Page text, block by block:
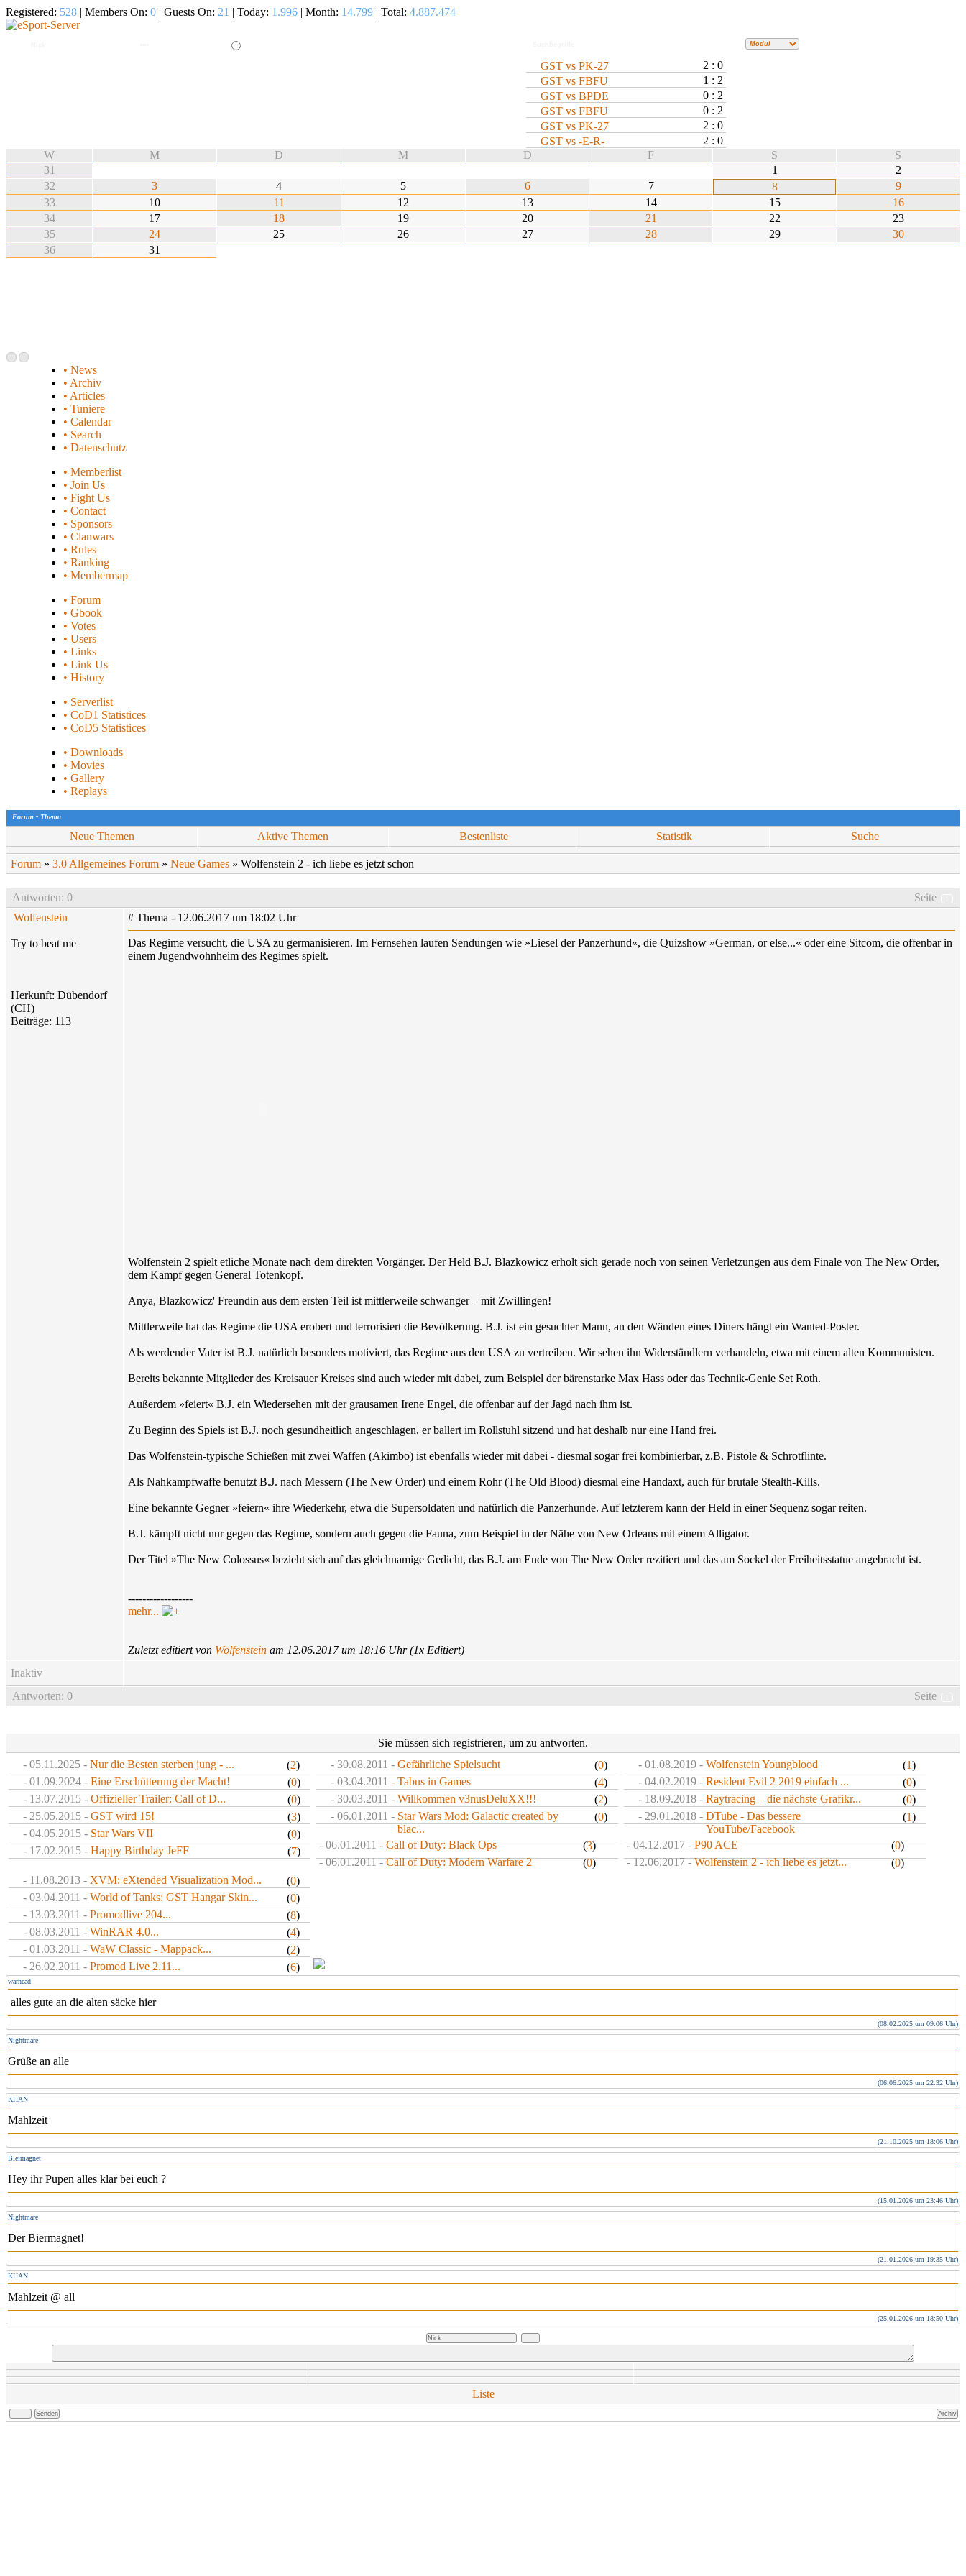
Registered: 528 | Members On: 0 | Guests On: 21 | Today: 1.996 | Month: 14.799 | Total: 4.887.474
GST vs PK-27
2 : 0
GST vs FBFU
1 : 2
GST vs BPDE
0 : 2
GST vs FBFU
0 : 2
GST vs PK-27
2 : 0
GST vs -E-R-
2 : 0
W
M D M D F S
S
31
1
2
32
3 4 5 6 7 8
9
33
10 11 12 13 14 15
16
34
17 18 19 20 21 22
23
35
24 25 26 27 28 29
30
36
31
• News
• Archiv
• Articles
• Tuniere
• Calendar
• Search
• Datenschutz
• Memberlist
• Join Us
• Fight Us
• Contact
• Sponsors
• Clanwars
• Rules
• Ranking
• Membermap
• Forum
• Gbook
• Votes
• Users
• Links
• Link Us
• History
• Serverlist
• CoD1 Statistices
• CoD5 Statistices
• Downloads
• Movies
• Gallery
• Replays
Forum - Thema
Neue Themen Aktive Themen Bestenliste Statistik Suche
Forum » 3.0 Allgemeines Forum » Neue Games » Wolfenstein 2 - ich liebe es jetzt schon
Antworten: 0 Seite
Wolfenstein
Try to beat me
Herkunft: Dübendorf
(CH)
Beiträge: 113
# Thema - 12.06.2017 um 18:02 Uhr
Das Regime versucht, die USA zu germanisieren. Im Fernsehen laufen Sendungen wie »Liesel der Panzerhund«, die Quizshow »German, or else...« oder eine Sitcom, die offenbar in
einem Jugendwohnheim des Regimes spielt.
Wolfenstein 2 spielt etliche Monate nach dem direkten Vorgänger. Der Held B.J. Blazkowicz erholt sich gerade noch von seinen Verletzungen aus dem Finale von The New Order,
dem Kampf gegen General Totenkopf.
Anya, Blazkowicz' Freundin aus dem ersten Teil ist mittlerweile schwanger – mit Zwillingen!
Mittlerweile hat das Regime die USA erobert und terrorisiert die Bevölkerung. B.J. ist ein gesuchter Mann, an den Wänden eines Diners hängt ein Wanted-Poster.
Als werdender Vater ist B.J. natürlich besonders motiviert, das Regime aus den USA zu vertreiben. Wir sehen ihn Widerständlern verhandeln, etwa mit einem alten Kommunisten.
Bereits bekannte Mitglieder des Kreisauer Kreises sind auch wieder mit dabei, zum Beispiel der bärenstarke Max Hass oder das Technik-Genie Set Roth.
Außerdem »feiert« B.J. ein Wiedersehen mit der grausamen Irene Engel, die offenbar auf der Jagd nach ihm ist.
Zu Beginn des Spiels ist B.J. noch gesundheitlich angeschlagen, er ballert im Rollstuhl sitzend und hat deshalb nur eine Hand frei.
Das Wolfenstein-typische Schießen mit zwei Waffen (Akimbo) ist ebenfalls wieder mit dabei - diesmal sogar frei kombinierbar, z.B. Pistole & Schrotflinte.
Als Nahkampfwaffe benutzt B.J. nach Messern (The New Order) und einem Rohr (The Old Blood) diesmal eine Handaxt, auch für brutale Stealth-Kills.
Eine bekannte Gegner »feiern« ihre Wiederkehr, etwa die Supersoldaten und natürlich die Panzerhunde. Auf letzterem kann der Held in einer Sequenz sogar reiten.
B.J. kämpft nicht nur gegen das Regime, sondern auch gegen die Fauna, zum Beispiel in der Nähe von New Orleans mit einem Alligator.
Der Titel »The New Colossus« bezieht sich auf das gleichnamige Gedicht, das B.J. am Ende von The New Order rezitiert und das am Sockel der Freiheitsstatue angebracht ist.
------------------
mehr...
Zuletzt editiert von Wolfenstein am 12.06.2017 um 18:16 Uhr (1x Editiert)
Inaktiv
Antworten: 0
Seite
Sie müssen sich registrieren, um zu antworten.
- 05.11.2025 - Nur die Besten sterben jung - ... (2)
- 01.09.2024 - Eine Erschütterung der Macht! (0)
- 13.07.2015 - Offizieller Trailer: Call of D... (0)
- 25.05.2015 - GST wird 15! (3)
- 04.05.2015 - Star Wars VII (0)
- 17.02.2015 - Happy Birthday JeFF (7)
- 30.08.2011 - Gefährliche Spielsucht (0)
- 03.04.2011 - Tabus in Games (4)
- 30.03.2011 - Willkommen v3nusDeluXX!!! (2)
- 06.01.2011 - Star Wars Mod: Galactic created by
blac...
(0)
- 06.01.2011 - Call of Duty: Black Ops (3)
- 06.01.2011 - Call of Duty: Modern Warfare 2 (0)
- 01.08.2019 - Wolfenstein Youngblood (1)
- 04.02.2019 - Resident Evil 2 2019 einfach ... (0)
- 18.09.2018 - Raytracing – die nächste Grafikr... (0)
- 29.01.2018 - DTube - Das bessere
YouTube/Facebook
(1)
- 04.12.2017 - P90 ACE (0)
- 12.06.2017 - Wolfenstein 2 - ich liebe es jetzt... (0)
- 11.08.2013 - XVM: eXtended Visualization Mod... (0)
- 03.04.2011 - World of Tanks: GST Hangar Skin... (0)
- 13.03.2011 - Promodlive 204... (8)
- 08.03.2011 - WinRAR 4.0... (4)
- 01.03.2011 - WaW Classic - Mappack... (2)
- 26.02.2011 - Promod Live 2.11... (6)
warhead
alles gute an die alten säcke hier
(08.02.2025 um 09:06 Uhr)
Nightmare
Grüße an alle
(06.06.2025 um 22:32 Uhr)
KHAN
Mahlzeit
(21.10.2025 um 18:06 Uhr)
Bleimagnet
Hey ihr Pupen alles klar bei euch ?
(15.01.2026 um 23:46 Uhr)
Nightmare
Der Biermagnet!
(21.01.2026 um 19:35 Uhr)
KHAN
Mahlzeit @ all
(25.01.2026 um 18:50 Uhr)
Liste